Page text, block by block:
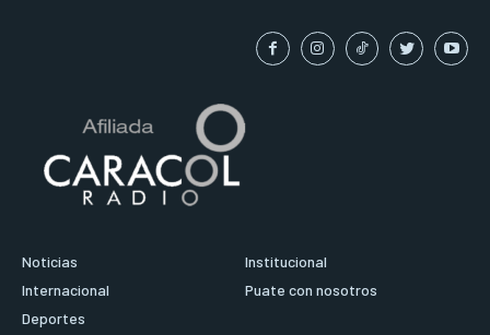
Noticias
Internacional
Deportes
Institucional
Puate con nosotros